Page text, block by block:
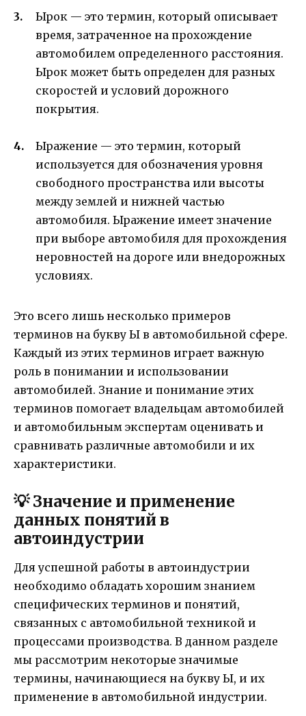
Ырок — это термин, который описывает
время, затраченное на прохождение
автомобилем определенного расстояния.
Ырок может быть определен для разных
скоростей и условий дорожного
покрытия.
Ыражение — это термин, который
используется для обозначения уровня
свободного пространства или высоты
между землей и нижней частью
автомобиля. Ыражение имеет значение
при выборе автомобиля для прохождения
неровностей на дороге или внедорожных
условиях.
Это всего лишь несколько примеров
терминов на букву Ы в автомобильной сфере.
Каждый из этих терминов играет важную
роль в понимании и использовании
автомобилей. Знание и понимание этих
терминов помогает владельцам автомобилей
и автомобильным экспертам оценивать и
сравнивать различные автомобили и их
характеристики.
💡 Значение и применение
данных понятий в
автоиндустрии
Для успешной работы в автоиндустрии
необходимо обладать хорошим знанием
специфических терминов и понятий,
связанных с автомобильной техникой и
процессами производства. В данном разделе
мы рассмотрим некоторые значимые
термины, начинающиеся на букву Ы, и их
применение в автомобильной индустрии.